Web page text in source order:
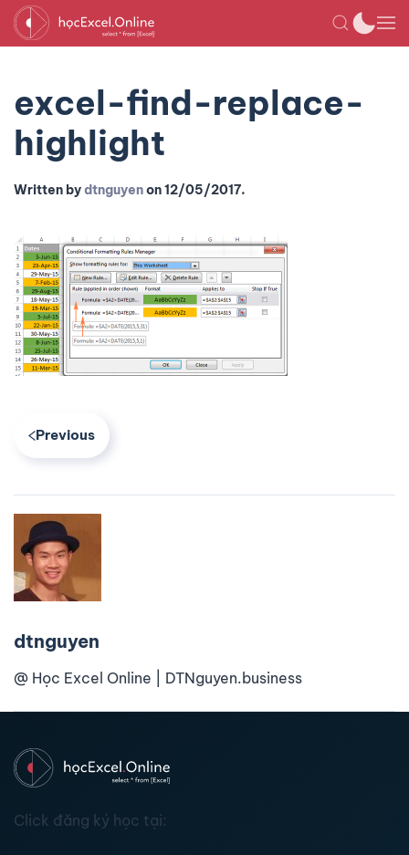
excel-find-replace-
highlight
Written bydtnguyenon12/05/2017.
Previous
dtnguyen
@ Học Excel Online | DTNguyen.business
Click đăng ký học tại: